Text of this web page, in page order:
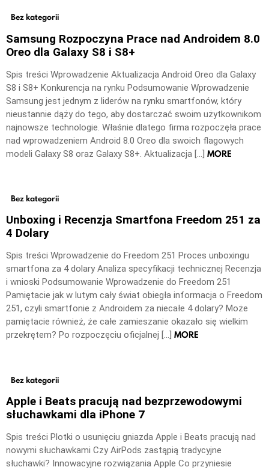
Bez kategorii
Samsung Rozpoczyna Prace nad Androidem 8.0
Oreo dla Galaxy S8 i S8+
Spis treści Wprowadzenie Aktualizacja Android Oreo dla Galaxy
S8 i S8+ Konkurencja na rynku Podsumowanie Wprowadzenie
Samsung jest jednym z liderów na rynku smartfonów, który
nieustannie dąży do tego, aby dostarczać swoim użytkownikom
najnowsze technologie. Właśnie dlatego firma rozpoczęła prace
nad wprowadzeniem Android 8.0 Oreo dla swoich flagowych
modeli Galaxy S8 oraz Galaxy S8+. Aktualizacja […] MORE
Bez kategorii
Unboxing i Recenzja Smartfona Freedom 251 za
4 Dolary
Spis treści Wprowadzenie do Freedom 251 Proces unboxingu
smartfona za 4 dolary Analiza specyfikacji technicznej Recenzja
i wnioski Podsumowanie Wprowadzenie do Freedom 251
Pamiętacie jak w lutym cały świat obiegła informacja o Freedom
251, czyli smartfonie z Androidem za niecałe 4 dolary? Może
pamiętacie również, że całe zamieszanie okazało się wielkim
przekrętem? Po rozpoczęciu oficjalnej […] MORE
Bez kategorii
Apple i Beats pracują nad bezprzewodowymi
słuchawkami dla iPhone 7
Spis treści Plotki o usunięciu gniazda Apple i Beats pracują nad
nowymi słuchawkami Czy AirPods zastąpią tradycyjne
słuchawki? Innowacyjne rozwiązania Apple Co przyniesie